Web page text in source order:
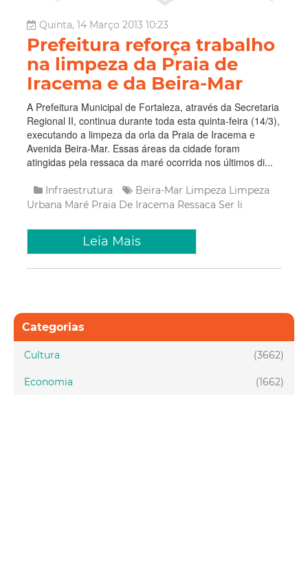
Quinta, 14 Março 2013 10:23
Prefeitura reforça trabalho
na limpeza da Praia de
Iracema e da Beira-Mar
A Prefeitura Municipal de Fortaleza, através da Secretaria
Regional II, continua durante toda esta quinta-feira (14/3),
executando a limpeza da orla da Praia de Iracema e
Avenida Beira-Mar. Essas áreas da cidade foram
atingidas pela ressaca da maré ocorrida nos últimos di...
Infraestrutura Beira-Mar Limpeza Limpeza
Urbana Maré Praia De Iracema Ressaca Ser Ii
Leia Mais
Categorias
(3662)
Cultura
(1662)
Economia